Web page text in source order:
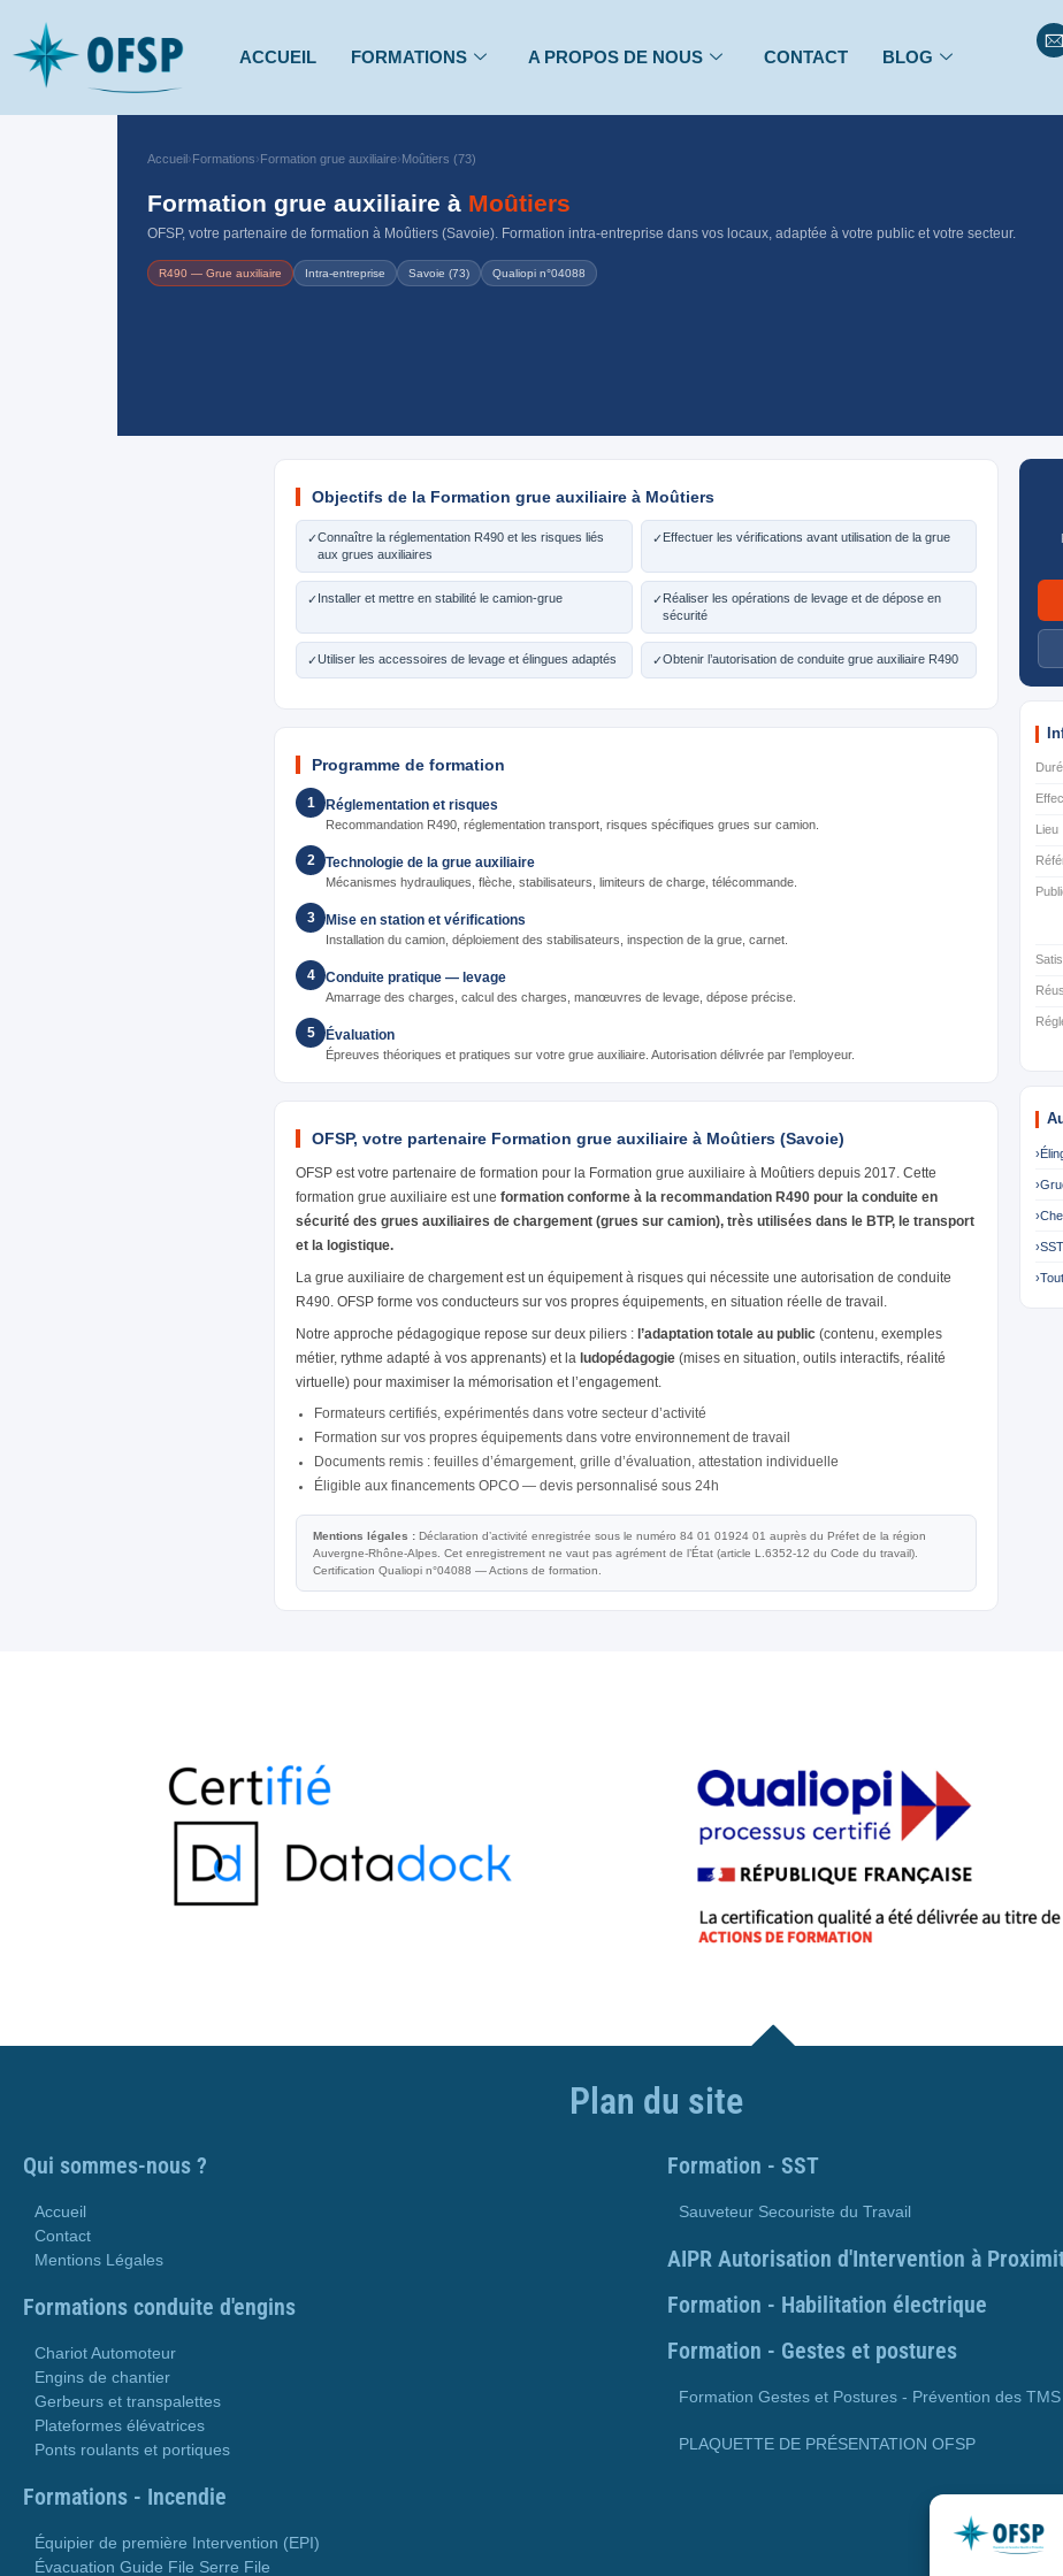
ACCUEIL FORMATIONS A PROPOS DE NOUS CONTACT BLOG
Accueil›Formations›Formation grue auxiliaire›Moûtiers (73)
Formation grue auxiliaire à Moûtiers
OFSP, votre partenaire de formation à Moûtiers (Savoie). Formation intra-entreprise dans vos locaux, adaptée à votre public et votre secteur.
R490 — Grue auxiliaire Intra-entreprise Savoie (73) Qualiopi n°04088
Objectifs de la Formation grue auxiliaire à Moûtiers
✓Connaître la réglementation R490 et les risques liés
aux grues auxiliaires
✓Effectuer les vérifications avant utilisation de la grue
✓Installer et mettre en stabilité le camion-grue ✓Réaliser les opérations de levage et de dépose en
sécurité
✓Utiliser les accessoires de levage et élingues adaptés ✓Obtenir l’autorisation de conduite grue auxiliaire R490
Programme de formation
1 Réglementation et risques
Recommandation R490, réglementation transport, risques spécifiques grues sur camion.
2 Technologie de la grue auxiliaire
Mécanismes hydrauliques, flèche, stabilisateurs, limiteurs de charge, télécommande.
3 Mise en station et vérifications
Installation du camion, déploiement des stabilisateurs, inspection de la grue, carnet.
4 Conduite pratique — levage
Amarrage des charges, calcul des charges, manœuvres de levage, dépose précise.
5 Évaluation
Épreuves théoriques et pratiques sur votre grue auxiliaire. Autorisation délivrée par l’employeur.
OFSP, votre partenaire Formation grue auxiliaire à Moûtiers (Savoie)
OFSP est votre partenaire de formation pour la Formation grue auxiliaire à Moûtiers depuis 2017. Cette
formation grue auxiliaire est une formation conforme à la recommandation R490 pour la conduite en
sécurité des grues auxiliaires de chargement (grues sur camion), très utilisées dans le BTP, le transport
et la logistique.
La grue auxiliaire de chargement est un équipement à risques qui nécessite une autorisation de conduite
R490. OFSP forme vos conducteurs sur vos propres équipements, en situation réelle de travail.
Notre approche pédagogique repose sur deux piliers : l’adaptation totale au public (contenu, exemples
métier, rythme adapté à vos apprenants) et la ludopédagogie (mises en situation, outils interactifs, réalité
virtuelle) pour maximiser la mémorisation et l’engagement.
Formateurs certifiés, expérimentés dans votre secteur d’activité
Formation sur vos propres équipements dans votre environnement de travail
Documents remis : feuilles d’émargement, grille d’évaluation, attestation individuelle
Éligible aux financements OPCO — devis personnalisé sous 24h
Mentions légales : Déclaration d’activité enregistrée sous le numéro 84 01 01924 01 auprès du Préfet de la région
Auvergne-Rhône-Alpes. Cet enregistrement ne vaut pas agrément de l’État (article L.6352-12 du Code du travail).
Certification Qualiopi n°04088 — Actions de formation.
Lieu
›
›
›
›SST
›
Plan du site
Qui sommes-nous ?
Accueil
Contact
Mentions Légales
Formations conduite d'engins
Chariot Automoteur
Engins de chantier
Gerbeurs et transpalettes
Plateformes élévatrices
Ponts roulants et portiques
Formations - Incendie
Équipier de première Intervention (EPI)
Évacuation Guide File Serre File
Formation - SST
Sauveteur Secouriste du Travail
AIPR Autorisation d'Intervention à
Formation - Habilitation électrique
Formation - Gestes et postures
Formation Gestes et Postures - Prévention des TMS
PLAQUETTE DE PRÉSENTATION OFSP